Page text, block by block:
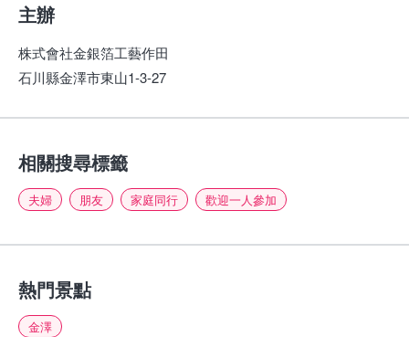
主辦
株式會社金銀箔工藝作田
石川縣金澤市東山1-3-27
相關搜尋標籤
夫婦 朋友 家庭同行 歡迎一人參加
熱門景點
金澤